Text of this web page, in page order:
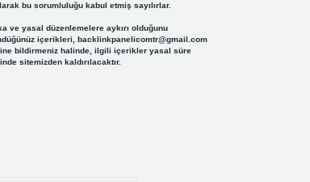
bu sorumluluğu kabul etmiş sayılırlar.
ve yasal düzenlemelere aykırı olduğunu
içerikleri, backlinkpanelicomtr@gmail.com
bildirmeniz halinde, ilgili içerikler yasal süre
sitemizden kaldırılacaktır.